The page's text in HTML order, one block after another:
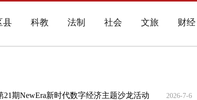
县 科教 法制 社会 文旅 财经
期NewEra新时代数字经济主题沙龙活动 2026-7-6